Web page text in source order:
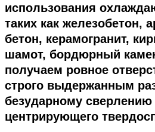
использования
таких как железобетон,
бетон, керамогранит,
шамот, бордюрный
получаем ровное
строго выдержанным
безударному
центрирующего